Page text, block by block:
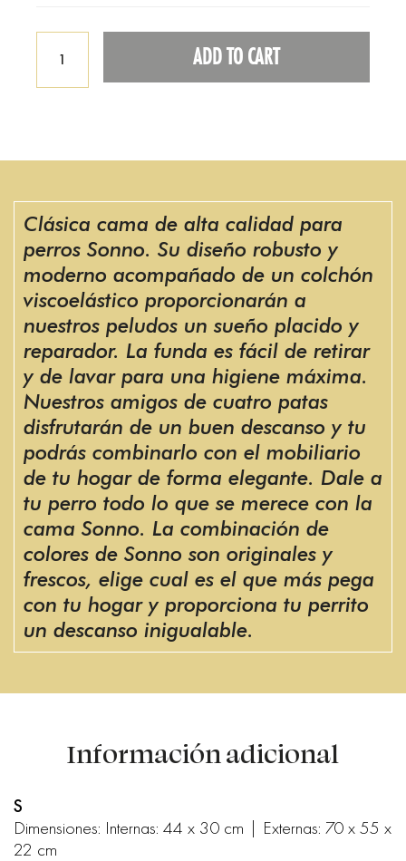
ADD TO CART
Clásica cama de alta calidad para
perros Sonno. Su diseño robusto y
moderno acompañado de un colchón
viscoelástico proporcionarán a
nuestros peludos un sueño placido y
reparador. La funda es fácil de retirar
y de lavar para una higiene máxima.
Nuestros amigos de cuatro patas
disfrutarán de un buen descanso y tu
podrás combinarlo con el mobiliario
de tu hogar de forma elegante. Dale a
tu perro todo lo que se merece con la
cama Sonno. La combinación de
colores de Sonno son originales y
frescos, elige cual es el que más pega
con tu hogar y proporciona tu perrito
un descanso inigualable.
Información adicional
S
Dimensiones: Internas: 44 x 30 cm | Externas: 70 x 55 x
22 cm